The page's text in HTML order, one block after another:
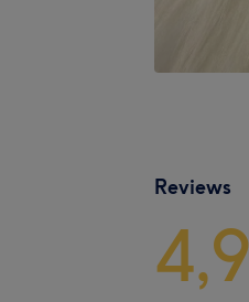
Reviews
4,9